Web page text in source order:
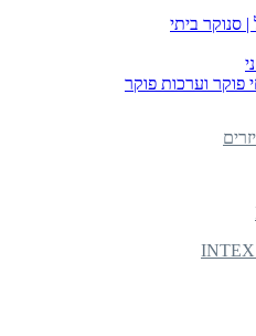
| סנוקר ביתי
פוקר וערכות פוקר